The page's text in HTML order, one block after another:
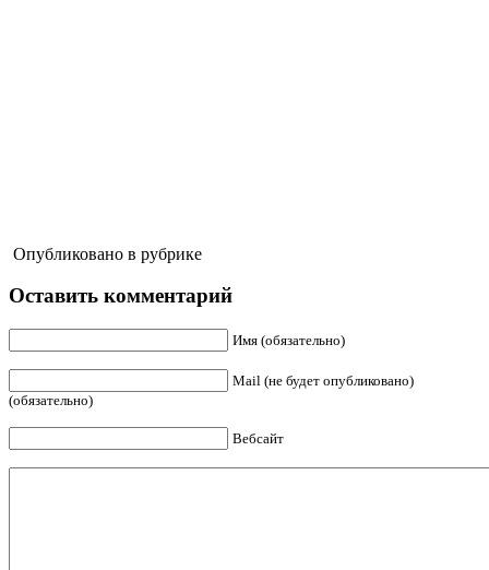
Опубликовано в рубрике
Оставить комментарий
Имя (обязательно)
Mail (не будет опубликовано)
(обязательно)
Вебсайт